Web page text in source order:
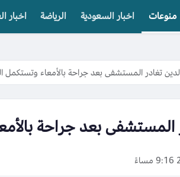
منوعات اخبار السعودية الرياضة اخبار
تغادر المستشفى بعد جراحة بالأمعاء وتستكمل
بعد جراحة